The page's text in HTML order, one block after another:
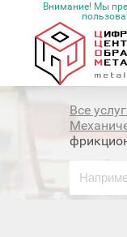
Внимание! Мы
Все